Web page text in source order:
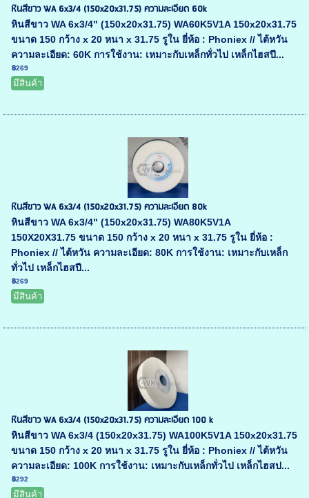
หินสีขาว WA 6x3/4 (150x20x31.75) ความละเอียด 60k
หินสีขาว WA 6x3/4" (150x20x31.75) WA60K5V1A 150x20x31.75
ขนาด 150 กว้าง x 20 หนา x 31.75 รูใน ยี่ห้อ : Phoniex // ไต้หวัน
ความละเอียด: 60K การใช้งาน: เหมาะกับเหล็กทั่วไป เหล็กไฮสปี...
฿269
มีสินค้า
หินสีขาว WA 6x3/4 (150x20x31.75) ความละเอียด 80k
หินสีขาว WA 6x3/4" (150x20x31.75) WA80K5V1A
150X20X31.75 ขนาด 150 กว้าง x 20 หนา x 31.75 รูใน ยี่ห้อ :
Phoniex // ไต้หวัน ความละเอียด: 80K การใช้งาน: เหมาะกับเหล็ก
ทั่วไป เหล็กไฮสปี...
฿269
มีสินค้า
หินสีขาว WA 6x3/4 (150x20x31.75) ความละเอียด 100 k
หินสีขาว WA 6x3/4 (150x20x31.75) WA100K5V1A 150x20x31.75
ขนาด 150 กว้าง x 20 หนา x 31.75 รูใน ยี่ห้อ : Phoniex // ไต้หวัน
ความละเอียด: 100K การใช้งาน: เหมาะกับเหล็กทั่วไป เหล็กไฮสป...
฿292
มีสินค้า